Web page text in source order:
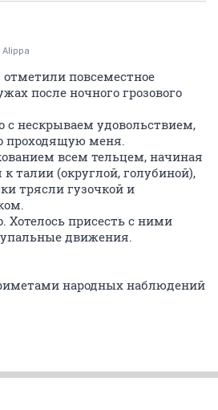
Alippa
повсеместное
после ночного грозового
с нескрываем удовольствием,
проходящую меня.
всем тельцем, начиная
к талии (округлой, голубиной),
трясли гузочкой и
Хотелось присесть с ними
движения.
народных наблюдений